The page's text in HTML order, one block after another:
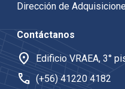
Dirección de
Contáctanos
location_on Edificio VRAEA, 3°
call (+56) 41220 4182